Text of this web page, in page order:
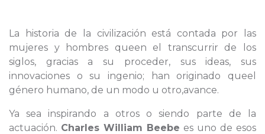
La historia de la civilización está contada por las
mujeres y hombres queen el transcurrir de los
siglos, gracias a su proceder, sus ideas, sus
innovaciones o su ingenio; han originado queel
género humano, de un modo u otro,avance.
Ya sea inspirando a otros o siendo parte de la
actuación. Charles William Beebe es uno de esos